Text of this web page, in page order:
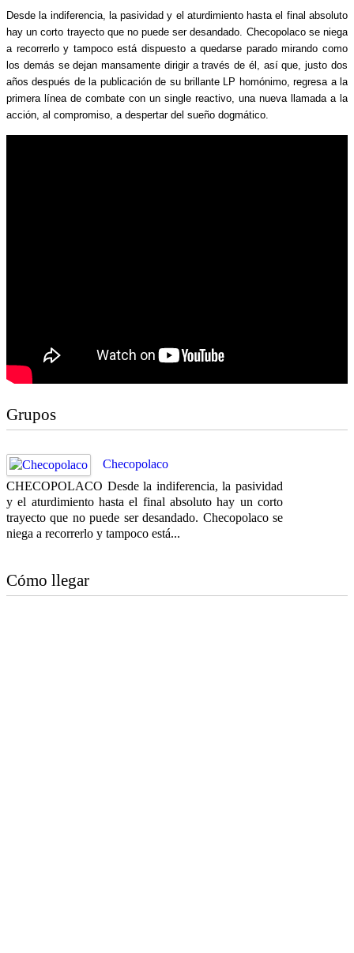
Desde la indiferencia, la pasividad y el aturdimiento hasta el final absoluto
hay un corto trayecto que no puede ser desandado. Checopolaco se niega
a recorrerlo y tampoco está dispuesto a quedarse parado mirando como
los demás se dejan mansamente dirigir a través de él, así que, justo dos
años después de la publicación de su brillante LP homónimo, regresa a la
primera línea de combate con un single reactivo, una nueva llamada a la
acción, al compromiso, a despertar del sueño dogmático.
Grupos
Checopolaco
CHECOPOLACO Desde la indiferencia, la pasividad
y el aturdimiento hasta el final absoluto hay un corto
trayecto que no puede ser desandado. Checopolaco se
niega a recorrerlo y tampoco está...
Cómo llegar